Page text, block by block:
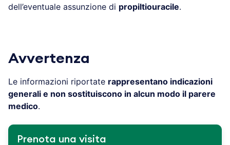
dell’eventuale assunzione di propiltiouracile.
Avvertenza
Le informazioni riportate rappresentano indicazioni
generali e non sostituiscono in alcun modo il parere
medico.
Prenota una visita